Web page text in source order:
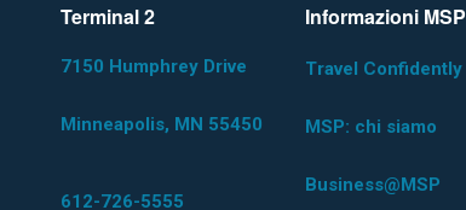
Terminal 2
7150 Humphrey Drive
Minneapolis, MN 55450
612-726-5555
Informazioni MSP
Travel Confidently
MSP: chi siamo
Business@MSP